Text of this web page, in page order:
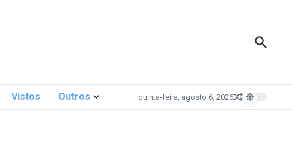
Vistos Outros quinta-feira, agosto 6, 2026